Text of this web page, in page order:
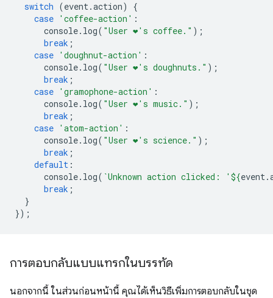
switch (event.action)
{
case 'coffee-action' :
console. log( "User ❤️️'s coffee." );
break ;
case 'doughnut-action' :
console. log( "User ❤️️'s doughnuts." );
break ;
case 'gramophone-action' :
console. log( "User ❤️️'s music." );
break ;
case 'atom-action' :
console. log( "User ❤️️'s science." );
break ;
default :
console. log( `Unknown action clicked: ' ${event.
break ;
}
});
การตอบกลับแบบแทรกในบรรทัด
นอกจากนี้ ในส่วนก่อนหน้านี้ คุณได้เห็นวิธีเพิ่มการตอบกลับในชุด